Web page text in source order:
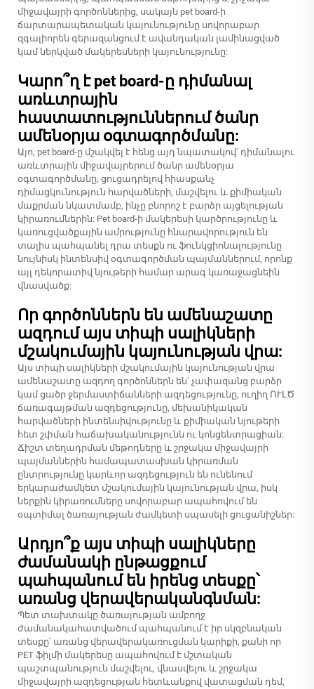
միջավայրի գործոններից, սակայն pet board-ի
ճարտարապետական կայունությունը սովորաբար
զգալիորեն գերազանցում է ավանդական լամինացված
կամ ներկված մակերեսների կայունությունը:
Կարո՞ղ է pet board-ը դիմանալ
առևտրային
հաստատություններում ծանր
ամենօրյա օգտագործմանը:
Այո, pet board-ը մշակվել է հենց այդ նպատակով՝ դիմանալու
առևտրային միջավայրերում ծանր ամենօրյա
օգտագործմանը, ցուցադրելով հիասքանչ
դիմացկունություն հարվածների, մաշվելու և քիմիական
մաքրման նկատմամբ, ինչը բնորոշ է բարձր այցելության
կիրառումներին: Pet board-ի մակերեսի կարծրությունը և
կառուցվածքային ամրությունը հնարավորություն են
տալիս պահպանել դրա տեսքն ու ֆունկցիոնալությունը
նույնիսկ ինտենսիվ օգտագործման պայմաններում, որոնք
այլ դեկորատիվ նյութերի համար արագ կառաջացնեին
վնասվածք:
Որ գործոններն են ամենաշատը
ազդում այս տիպի սալիկների
մշակումային կայունության վրա:
Այս տիպի սալիկների մշակումային կայունության վրա
ամենաշատը ազդող գործոններն են՝ չափազանց բարձր
կամ ցածր ջերմաստիճանների ազդեցությունը, ուղիղ ՈՒԼԾ
ճառագայթման ազդեցությունը, մեխանիկական
հարվածների ինտենսիվությունը և քիմիական նյութերի
հետ շփման հաճախականությունն ու կոնցենտրացիան:
Ճիշտ տեղադրման մեթոդները և շրջակա միջավայրի
պայմաններին համապատասխան կիրառման
ընտրությունը կարևոր ազդեցություն են ունենում
երկարաժամկետ մշակումային կայունության վրա, իսկ
ներքին կիրառումները սովորաբար ապահովում են
օպտիմալ ծառայության ժամկետի սպասելի ցուցանիշներ:
Արդյո՞ք այս տիպի սալիկները
ժամանակի ընթացքում
պահպանում են իրենց տեսքը՝
առանց վերավերականգնման:
Պետ տախտակը ծառայության ամբողջ
ժամանակահատվածում պահպանում է իր սկզբնական
տեսքը՝ առանց վերավերակառուցման կարիքի, քանի որ
PET ֆիլմի մակերեսը ապահովում է մշտական
պաշտպանություն մաշվելու, վնասվելու և շրջակա
միջավայրի ազդեցության հետևանքով վատացման դեմ,